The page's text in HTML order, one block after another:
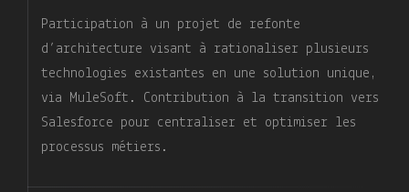
Participation à un projet de refonte
d’architecture visant à rationaliser plusieurs
technologies existantes en une solution unique,
via MuleSoft. Contribution à la transition vers
Salesforce pour centraliser et optimiser les
processus métiers.